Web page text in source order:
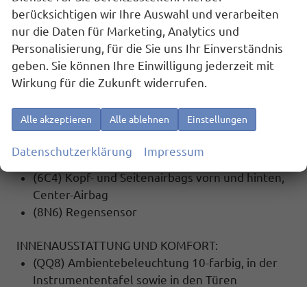
(4L6) Innenspiegel automatisch abblendend
(8J5) Notbremsassistent ""Front Assist"" mit
Fußgänger- und Radfahrererkennung
(NZ4) Notruf Service
(7AL) Diebstahlwarnanlage mit
Innenraumüberwachung, Back-up-Horn und
Abschleppschutz
(2H5) Fahrprofilauswahl
Hold-Funktion
(6C4) Kopf- und Seitenairbags vorn und hinten,
Center-Airbag
(8N6) Regensensor
INNENAUSSTATTUNG UND KOMFORT:
(QQ8) Ambientebeleuchtung 10-farbig, in der
Instrumententafel sowie in den Türen
berücksichtigen wir Ihre Auswahl und verarbeiten
nur die Daten für Marketing, Analytics und
Personalisierung, für die Sie uns Ihr Einverständnis
geben. Sie können Ihre Einwilligung jederzeit mit
Wirkung für die Zukunft widerrufen.
Alle akzeptieren Alle ablehnen Einstellungen
Datenschutzerklärung Impressum